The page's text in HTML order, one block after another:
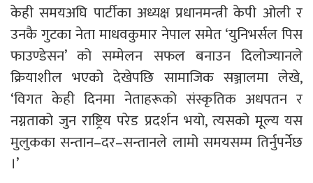
केही समयअघि पार्टीका अध्यक्ष प्रधानमन्त्री केपी ओली र
उनकै गुटका नेता माधवकुमार नेपाल समेत ‘युनिभर्सल पिस
फाउण्डेसन’ को सम्मेलन सफल बनाउन दिलोज्यानले
क्रियाशील भएको देखेपछि सामाजिक सञ्जालमा लेखे,
‘विगत केही दिनमा नेताहरूको संस्कृतिक अधपतन र
नग्नताको जुन राष्ट्रिय परेड प्रदर्शन भयो, त्यसको मूल्य यस
मुलुकका सन्तान–दर–सन्तानले लामो समयसम्म तिर्नुपर्नेछ
।’